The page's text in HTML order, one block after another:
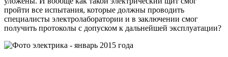
пройти все испытания, которые должны проводить
специалисты электролаборатории и в заключении смог
получить протоколы с допуском к дальнейшей эксплуатации?